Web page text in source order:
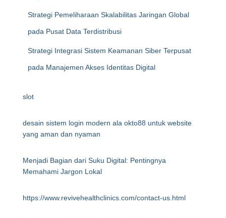
Strategi Pemeliharaan Skalabilitas Jaringan Global
pada Pusat Data Terdistribusi
Strategi Integrasi Sistem Keamanan Siber Terpusat
pada Manajemen Akses Identitas Digital
slot
desain sistem login modern ala okto88 untuk website
yang aman dan nyaman
Menjadi Bagian dari Suku Digital: Pentingnya
Memahami Jargon Lokal
https://www.revivehealthclinics.com/contact-us.html